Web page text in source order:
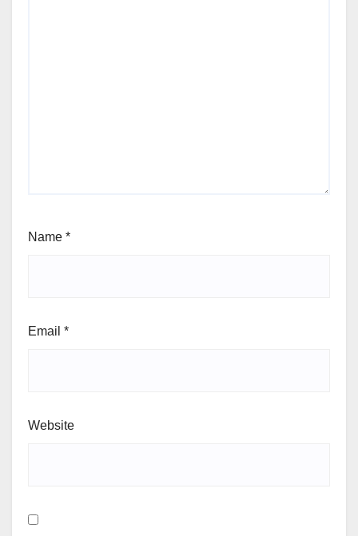
Name *
Email *
Website